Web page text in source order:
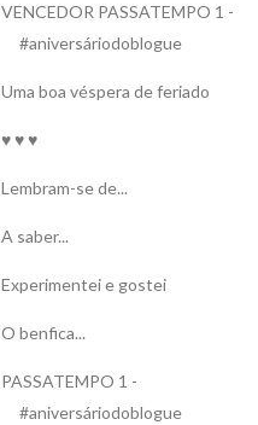
VENCEDOR PASSATEMPO 1 -
#aniversáriodoblogue
Uma boa véspera de feriado
♥ ♥ ♥
Lembram-se de...
A saber...
Experimentei e gostei
O benfica...
PASSATEMPO 1 -
#aniversáriodoblogue